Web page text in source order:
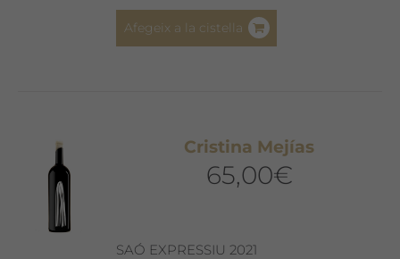
Afegeix a la cistella
Cristina Mejías
65,00€
SAÓ EXPRESSIU 2021